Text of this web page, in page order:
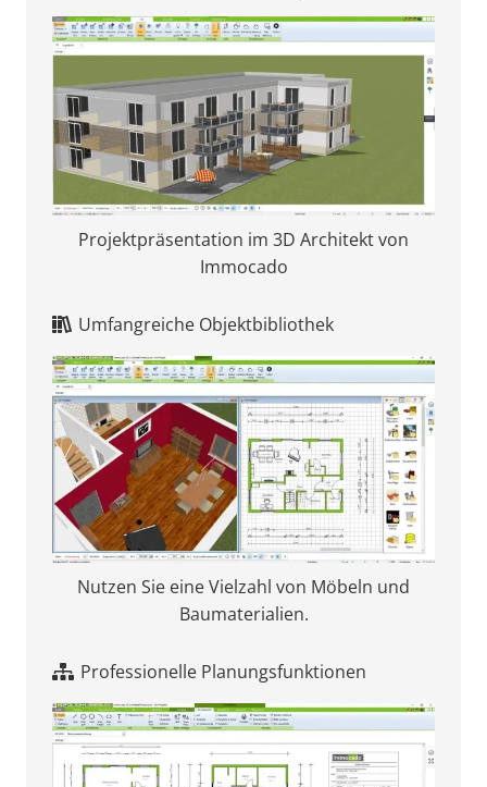
Projektpräsentation im 3D Architekt von
Immocado
Umfangreiche Objektbibliothek
Nutzen Sie eine Vielzahl von Möbeln und
Baumaterialien.
Professionelle Planungsfunktionen